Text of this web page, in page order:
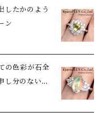
したかのよう
ン
の色彩が石全
し分のない美